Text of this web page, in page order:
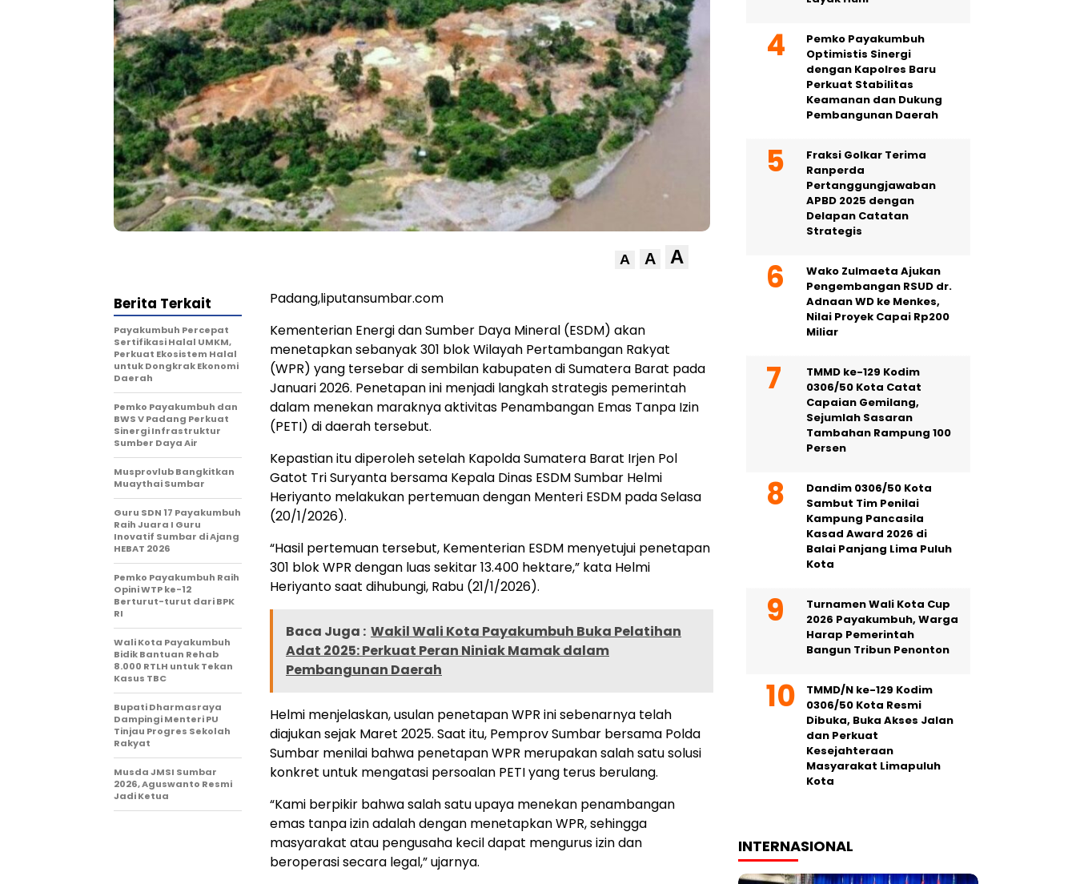
A A A
Padang,liputansumbar.com
Kementerian Energi dan Sumber Daya Mineral (ESDM) akan
menetapkan sebanyak 301 blok Wilayah Pertambangan Rakyat
(WPR) yang tersebar di sembilan kabupaten di Sumatera Barat pada
Januari 2026. Penetapan ini menjadi langkah strategis pemerintah
dalam menekan maraknya aktivitas Penambangan Emas Tanpa Izin
(PETI) di daerah tersebut.
Kepastian itu diperoleh setelah Kapolda Sumatera Barat Irjen Pol
Gatot Tri Suryanta bersama Kepala Dinas ESDM Sumbar Helmi
Heriyanto melakukan pertemuan dengan Menteri ESDM pada Selasa
(20/1/2026).
“Hasil pertemuan tersebut, Kementerian ESDM menyetujui penetapan
301 blok WPR dengan luas sekitar 13.400 hektare,” kata Helmi
Heriyanto saat dihubungi, Rabu (21/1/2026).
Baca Juga : Wakil Wali Kota Payakumbuh Buka Pelatihan
Adat 2025: Perkuat Peran Niniak Mamak dalam
Pembangunan Daerah
Helmi menjelaskan, usulan penetapan WPR ini sebenarnya telah
diajukan sejak Maret 2025. Saat itu, Pemprov Sumbar bersama Polda
Sumbar menilai bahwa penetapan WPR merupakan salah satu solusi
konkret untuk mengatasi persoalan PETI yang terus berulang.
“Kami berpikir bahwa salah satu upaya menekan penambangan
emas tanpa izin adalah dengan menetapkan WPR, sehingga
masyarakat atau pengusaha kecil dapat mengurus izin dan
beroperasi secara legal,” ujarnya.
Berita Terkait
Payakumbuh Percepat
Sertifikasi Halal UMKM,
Perkuat Ekosistem Halal
untuk Dongkrak Ekonomi
Daerah
Pemko Payakumbuh dan
BWS V Padang Perkuat
Sinergi Infrastruktur
Sumber Daya Air
Musprovlub Bangkitkan
Muaythai Sumbar
Guru SDN 17 Payakumbuh
Raih Juara I Guru
Inovatif Sumbar di Ajang
HEBAT 2026
Pemko Payakumbuh Raih
Opini WTP ke-12
Berturut-turut dari BPK
RI
Wali Kota Payakumbuh
Bidik Bantuan Rehab
8.000 RTLH untuk Tekan
Kasus TBC
Bupati Dharmasraya
Dampingi Menteri PU
Tinjau Progres Sekolah
Rakyat
Musda JMSI Sumbar
2026, Aguswanto Resmi
Jadi Ketua
Pemko Payakumbuh
Optimistis Sinergi
dengan Kapolres Baru
Perkuat Stabilitas
Keamanan dan Dukung
Pembangunan Daerah
Fraksi Golkar Terima
Ranperda
Pertanggungjawaban
APBD 2025 dengan
Delapan Catatan
Strategis
Wako Zulmaeta Ajukan
Pengembangan RSUD dr.
Adnaan WD ke Menkes,
Nilai Proyek Capai Rp200
Miliar
TMMD ke-129 Kodim
0306/50 Kota Catat
Capaian Gemilang,
Sejumlah Sasaran
Tambahan Rampung 100
Persen
Dandim 0306/50 Kota
Sambut Tim Penilai
Kampung Pancasila
Kasad Award 2026 di
Balai Panjang Lima Puluh
Kota
Turnamen Wali Kota Cup
2026 Payakumbuh, Warga
Harap Pemerintah
Bangun Tribun Penonton
TMMD/N ke-129 Kodim
0306/50 Kota Resmi
Dibuka, Buka Akses Jalan
dan Perkuat
Kesejahteraan
Masyarakat Limapuluh
Kota
INTERNASIONAL